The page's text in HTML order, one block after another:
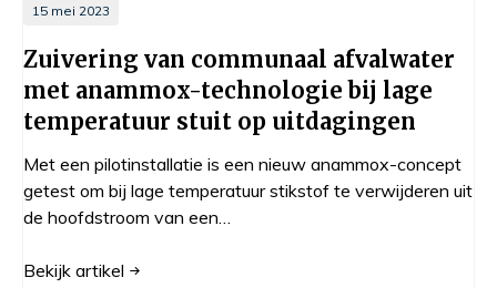
15 mei 2023
Zuivering van communaal afvalwater
met anammox-technologie bij lage
temperatuur stuit op uitdagingen
Met een pilotinstallatie is een nieuw anammox-concept
getest om bij lage temperatuur stikstof te verwijderen uit
de hoofdstroom van een…
Bekijk artikel